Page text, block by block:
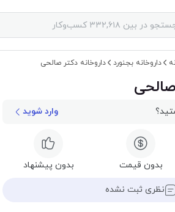
داروخانه بجنورد داروخانه دکتر صالحی
وارد شوید
بدون قیمت بدون پیشنهاد
نظری ثبت نشده